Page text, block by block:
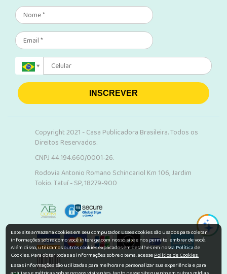
INSCREVER
Copyright 2021 - Casa Publicadora Brasileira. Todos os
Direitos Reservados.
CNPJ 44.194.660/0001-26.
Rodovia Antonio Romano Schincariol Km 106, Jardim
Tokio. Tatuí - SP, 18279-900
Este site armazena cookies em seu computador. Esses cookies são usados para coletar
informações sobre como você interage com nosso site e nos permite lembrar de você.
Além disso, utilizamos outros cookies explicados em detalhes em nossa Política de
Cookies. Para obter todas as informações sobre o tema, acessePolítica de Cookies.
Essas informações são utilizadas para melhorar e personalizar sua experiência e para